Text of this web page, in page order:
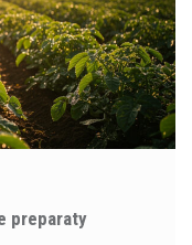
preparaty